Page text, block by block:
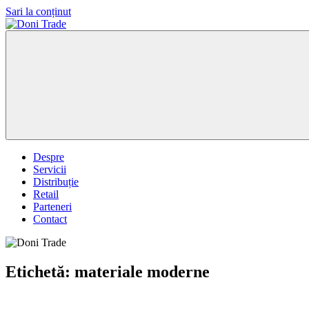
Sari la conținut
Despre
Servicii
Distribuție
Retail
Parteneri
Contact
Etichetă: materiale moderne